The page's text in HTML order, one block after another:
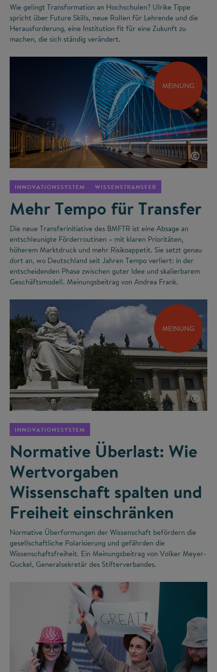
Wie gelingt Transformation an Hochschulen? Ulrike Tippe
spricht über Future Skills, neue Rollen für Lehrende und die
Herausforderung, eine Institution fit für eine Zukunft zu
machen, die sich ständig verändert.
MEINUNG
©
INNOVATIONSSYSTEM WISSENSTRANSFER
Mehr Tempo für Transfer
Die neue Transferinitiative des BMFTR ist eine Absage an
entschleunigte Förderroutinen – mit klaren Prioritäten,
höherem Marktdruck und mehr Risikoappetit. Sie setzt genau
dort an, wo Deutschland seit Jahren Tempo verliert: in der
entscheidenden Phase zwischen guter Idee und skalierbarem
Geschäftsmodell. Meinungsbeitrag von Andrea Frank.
MEINUNG
©
INNOVATIONSSYSTEM
Normative Überlast: Wie
Wertvorgaben
Wissenschaft spalten und
Freiheit einschränken
Normative Überformungen der Wissenschaft befördern die
gesellschaftliche Polarisierung und gefährden die
Wissenschaftsfreiheit. Ein Meinungsbeitrag von Volker Meyer-
Guckel, Generalsekretär des Stifterverbandes.